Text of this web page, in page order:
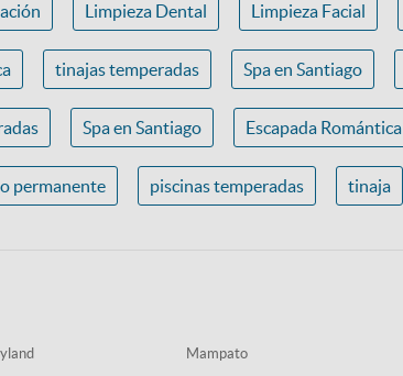
Limpieza Dental Limpieza Facial
tinajas temperadas Spa en Santiago
Spa en Santiago Escapada Romántica
permanente piscinas temperadas tinaja
Mampato